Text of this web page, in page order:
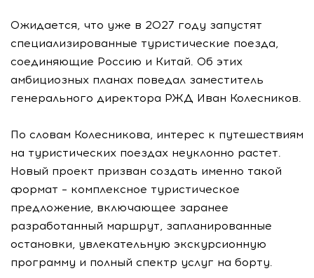
Ожидается, что уже в 2027 году запустят
специализированные туристические поезда,
соединяющие Россию и Китай. Об этих
амбициозных планах поведал заместитель
генерального директора РЖД Иван Колесников.
По словам Колесникова, интерес к путешествиям
на туристических поездах неуклонно растет.
Новый проект призван создать именно такой
формат – комплексное туристическое
предложение, включающее заранее
разработанный маршрут, запланированные
остановки, увлекательную экскурсионную
программу и полный спектр услуг на борту.